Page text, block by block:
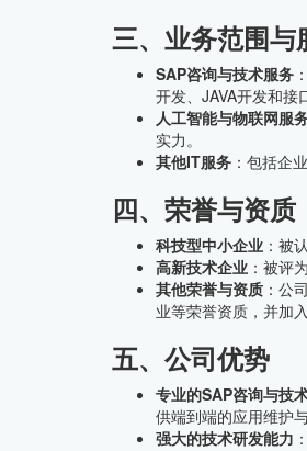
三、业务范围与
SAP咨询与技术服务
开发、JAVA开发和接
人工智能与物联网服
实力。
其他IT服务 ：包括企
四、荣誉与资质
科技型中小企业 ：被
高新技术企业 ：被评
其他荣誉与资质 ：公
业等荣誉资质，并加
五、公司优势
专业的SAP咨询与技
供端到端的应用维护
强大的技术研发能力